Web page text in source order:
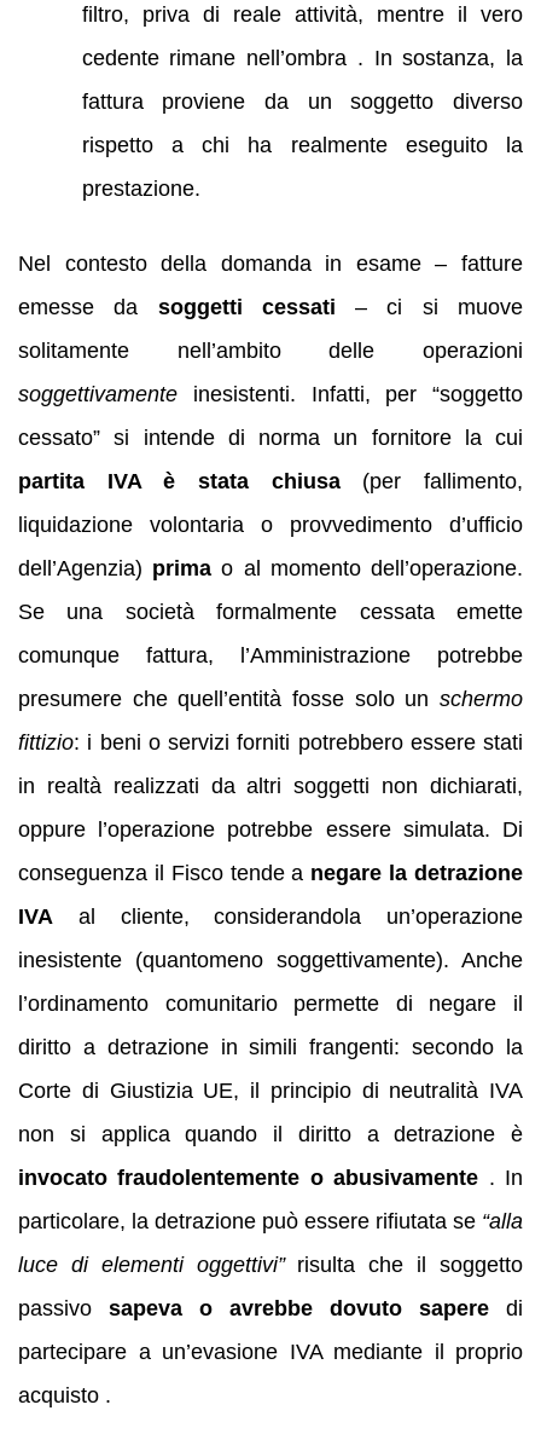
filtro, priva di reale attività, mentre il vero
cedente rimane nell’ombra . In sostanza, la
fattura proviene da un soggetto diverso
rispetto a chi ha realmente eseguito la
prestazione.
Nel contesto della domanda in esame – fatture
emesse da soggetti cessati – ci si muove
solitamente nell’ambito delle operazioni
soggettivamente inesistenti. Infatti, per “soggetto
cessato” si intende di norma un fornitore la cui
partita IVA è stata chiusa(per fallimento,
liquidazione volontaria o provvedimento d’ufficio
dell’Agenzia) prima o al momento dell’operazione.
Se una società formalmente cessata emette
comunque fattura, l’Amministrazione potrebbe
presumere che quell’entità fosse solo un schermo
fittizio: i beni o servizi forniti potrebbero essere stati
in realtà realizzati da altri soggetti non dichiarati,
oppure l’operazione potrebbe essere simulata. Di
conseguenza il Fisco tende a negare la detrazione
IVA al cliente, considerandola un’operazione
inesistente (quantomeno soggettivamente). Anche
l’ordinamento comunitario permette di negare il
diritto a detrazione in simili frangenti: secondo la
Corte di Giustizia UE, il principio di neutralità IVA
non si applica quando il diritto a detrazione è
invocato fraudolentemente o abusivamente . In
particolare, la detrazione può essere rifiutata se “alla
luce di elementi oggettivi”risulta che il soggetto
passivo sapeva o avrebbe dovuto sapere di
partecipare a un’evasione IVA mediante il proprio
acquisto .